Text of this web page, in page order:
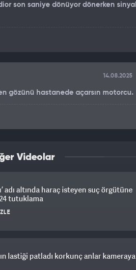
son saniye dönüyor dönerken sinyal
14.08.2025
gözünü hastanede açarsın motorcu.
Videolar
adı altında haraç isteyen suç örgütüne
tutuklama
lastiği patladı korkunç anlar kameraya